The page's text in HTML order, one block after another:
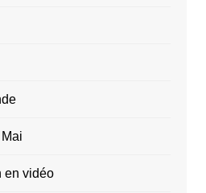
en vidéo